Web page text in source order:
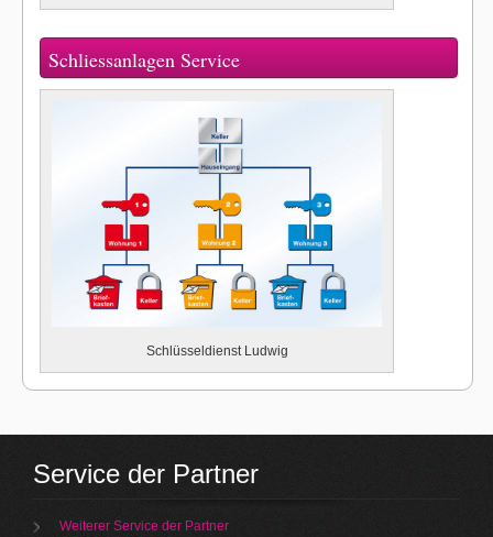
Schliessanlagen Service
Schlüsseldienst Ludwig
Service der Partner
Weiterer Service der Partner